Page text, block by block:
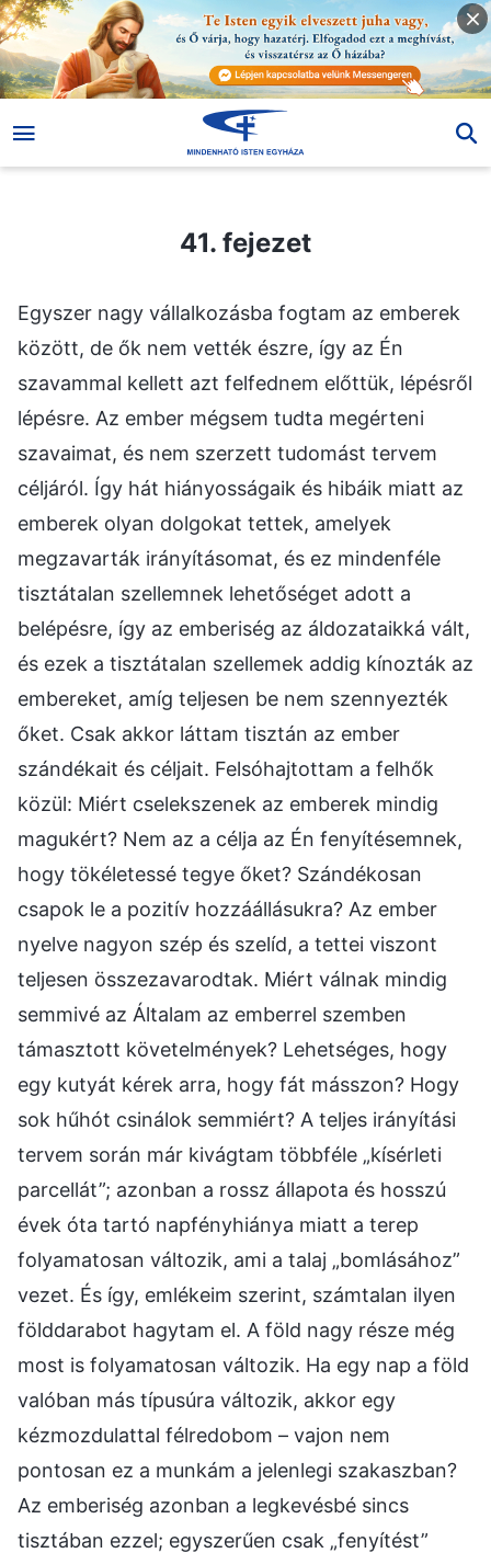
41. fejezet
Egyszer nagy vállalkozásba fogtam az emberek
között, de ők nem vették észre, így az Én
szavammal kellett azt felfednem előttük, lépésről
lépésre. Az ember mégsem tudta megérteni
szavaimat, és nem szerzett tudomást tervem
céljáról. Így hát hiányosságaik és hibáik miatt az
emberek olyan dolgokat tettek, amelyek
megzavarták irányításomat, és ez mindenféle
tisztátalan szellemnek lehetőséget adott a
belépésre, így az emberiség az áldozataikká vált,
és ezek a tisztátalan szellemek addig kínozták az
embereket, amíg teljesen be nem szennyezték
őket. Csak akkor láttam tisztán az ember
szándékait és céljait. Felsóhajtottam a felhők
közül: Miért cselekszenek az emberek mindig
magukért? Nem az a célja az Én fenyítésemnek,
hogy tökéletessé tegye őket? Szándékosan
csapok le a pozitív hozzáállásukra? Az ember
nyelve nagyon szép és szelíd, a tettei viszont
teljesen összezavarodtak. Miért válnak mindig
semmivé az Általam az emberrel szemben
támasztott követelmények? Lehetséges, hogy
egy kutyát kérek arra, hogy fát másszon? Hogy
sok hűhót csinálok semmiért? A teljes irányítási
tervem során már kivágtam többféle „kísérleti
parcellát”; azonban a rossz állapota és hosszú
évek óta tartó napfényhiánya miatt a terep
folyamatosan változik, ami a talaj „bomlásához”
vezet. És így, emlékeim szerint, számtalan ilyen
földdarabot hagytam el. A föld nagy része még
most is folyamatosan változik. Ha egy nap a föld
valóban más típusúra változik, akkor egy
kézmozdulattal félredobom – vajon nem
pontosan ez a munkám a jelenlegi szakaszban?
Az emberiség azonban a legkevésbé sincs
tisztában ezzel; egyszerűen csak „fenyítést”